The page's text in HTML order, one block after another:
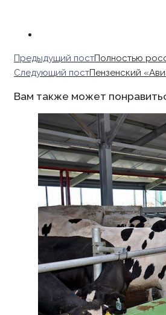
Read
more
Предыдущий постПолностью
Следующий постПензенский
Вам также может